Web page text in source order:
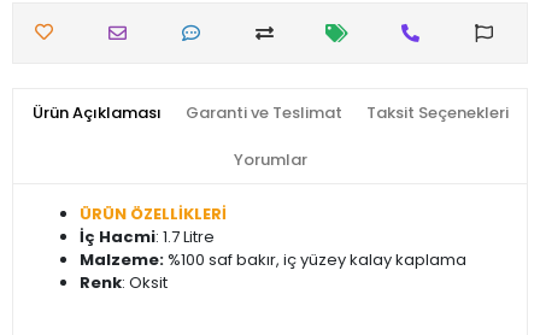
Ürün Açıklaması Garanti ve Teslimat Taksit Seçenekleri
Yorumlar
ÜRÜN ÖZELLİKLERİ
İç Hacmi: 1.7 Litre
Malzeme: %100 saf bakır, iç yüzey kalay kaplama
Renk: Oksit